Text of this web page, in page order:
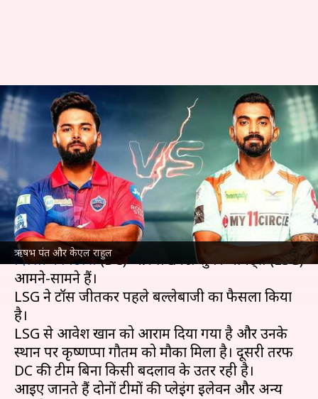
ऋषभ पंत और केएल राहुल
DC बनाम LSG: टॉस जीतकर
लखनऊ की पहले बल्लेबाजी, जानें
दोनों टीमों की प्लेइंग इलेवन
अंकित पसबोला May 01, 2022 03:07 pm
क्या है खबर?
इंडियन प्रीमियर लीग(IPL) 2022 के 45वें मुकाबले में
दिल्ली कैपिटल्स(DC) और लखनऊ सुपर जायंट्स (LSG)
आमने-सामने हैं।
LSG ने टॉस जीतकर पहले बल्लेबाजी का फैसला किया
है।
LSG से आवेश खान को आराम दिया गया है और उनके
स्थान पर कृष्णप्पा गौतम को मौका मिला है। दूसरी तरफ
DC की टीम बिना किसी बदलाव के उतर रही है।
आइए जानते हैं दोनों टीमों की प्लेइंग इलेवन और अन्य